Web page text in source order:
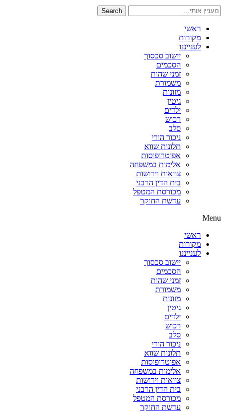
Search
ראשי
מקורות
לענייננו
יישוב סכסוך
הסכמים
זמני שהות
משמורת
מזונות
גיטין
ילדים
רכוש
סלב
ניכור הורי
תלונות שווא
אפוטרופוסות
אלימות במשפחה
צוואות וירושות
בית הדין הרבני
מכורסת המטפל
עדשת החוקר
Menu
ראשי
מקורות
לענייננו
יישוב סכסוך
הסכמים
זמני שהות
משמורת
מזונות
גיטין
ילדים
רכוש
סלב
ניכור הורי
תלונות שווא
אפוטרופוסות
אלימות במשפחה
צוואות וירושות
בית הדין הרבני
מכורסת המטפל
עדשת החוקר